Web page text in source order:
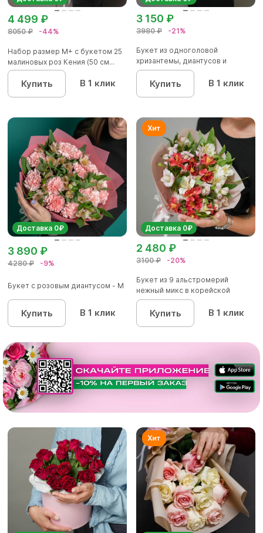
8050 ₽ -44%
4 499 ₽
Набор размер М+ с букетом 25
малиновых роз Кения (50 см...
Купить В 1 клик
3980 ₽ -21%
3 150 ₽
Букет из одноголовой
хризантемы, диантусов и
альстромер...
Купить В 1 клик
Доставка 0₽
4280 ₽ -9%
3 890 ₽
Букет с розовым диантусом - М
Купить В 1 клик
Доставка 0₽
3100 ₽ -20%
2 480 ₽
Букет из 9 альстромерий
нежный микс в корейской
упаковк...
Купить В 1 клик